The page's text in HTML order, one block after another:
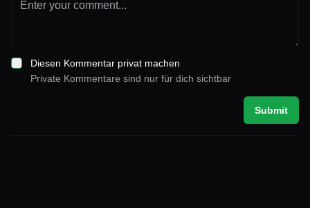
Diesen Kommentar privat machen
Private Kommentare sind nur für dich sichtbar
Submit